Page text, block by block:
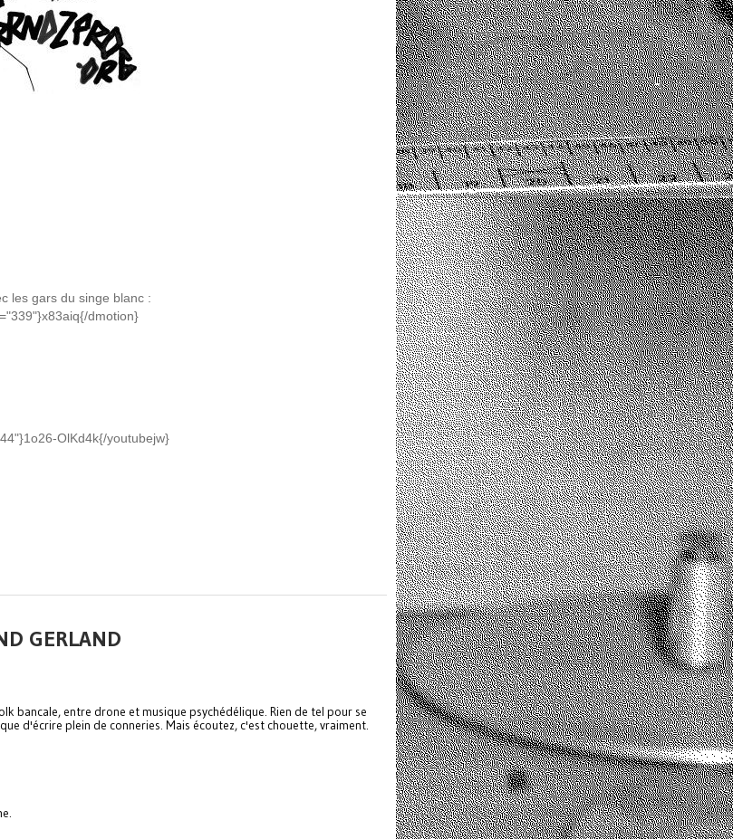
les gars du singe blanc :
dmotion}
OlKd4k{/youtubejw}
GERLAND
bancale, entre drone et musique psychédélique. Rien de tel pour se
d'écrire plein de conneries. Mais écoutez, c'est chouette, vraiment.